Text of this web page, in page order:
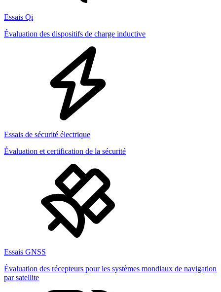
Essais Qi
Évaluation des dispositifs de charge inductive
Essais de sécurité électrique
Évaluation et certification de la sécurité
Essais GNSS
Évaluation des récepteurs pour les systèmes mondiaux de navigation
par satellite